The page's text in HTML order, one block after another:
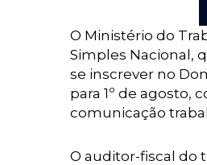
O Ministério do
Simples Nacional,
se inscrever no
para 1º de agosto,
comunicação
O auditor-fiscal do